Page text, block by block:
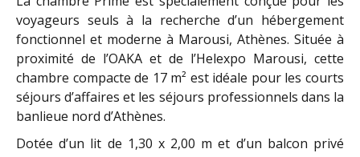
voyageurs seuls à la recherche d’un hébergement
fonctionnel et moderne à Marousi, Athènes. Située à
proximité de l’OAKA et de l’Helexpo Marousi, cette
chambre compacte de 17 m² est idéale pour les courts
séjours d’affaires et les séjours professionnels dans la
banlieue nord d’Athènes.
Dotée d’un lit de 1,30 x 2,00 m et d’un balcon privé